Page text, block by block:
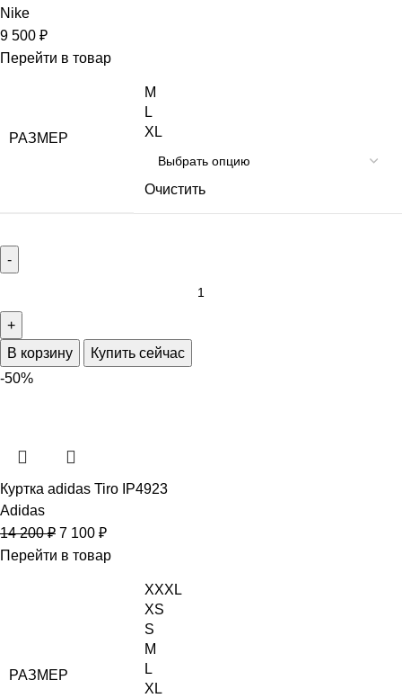
Nike
9 500 ₽
Перейти в товар
РАЗМЕР
M
L
XL
Очистить
В корзину
Купить сейчас
-50%
Куртка adidas Tiro IP4923
Adidas
14 200₽ 7 100 ₽
Перейти в товар
РАЗМЕР
XXXL
XS
S
M
L
XL